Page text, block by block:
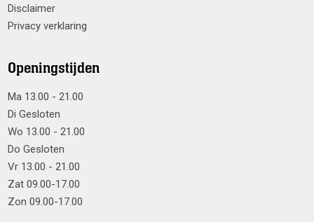
Disclaimer
Privacy verklaring
Openingstijden
Ma 13.00 - 21.00
Di Gesloten
Wo 13.00 - 21.00
Do Gesloten
Vr 13.00 - 21.00
Zat 09.00-17.00
Zon 09.00-17.00